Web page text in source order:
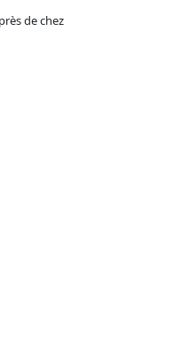
de chez